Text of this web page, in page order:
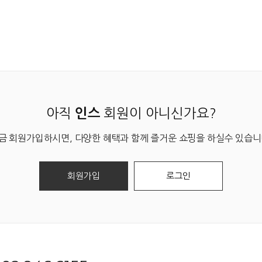
아직 인스 회원이 아니신가요?
회원가입하시면, 다양한 혜택과 함께 즐거운 쇼핑을 하실수 있습
회원가입 로그인